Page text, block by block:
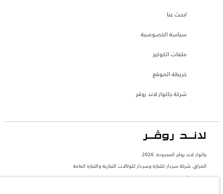
ابحث عنا
سياسة الخصوصية
ملفات الكوكيز
خريطة الموقع
شركة جاكوار لاند روڤر
جاكوار لاند روڨر المحدودة: 2026
العراق, شركة سردار للتجارة وسردار للوكالات التجارية والتجارة العامة
تعكس الأوزان المذكورة مواصفات السيارة القياسية. سوف تؤثر الإكسسوارات وغيرها من